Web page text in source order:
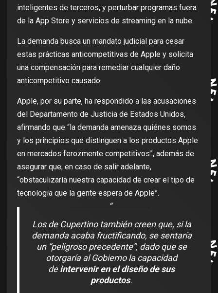
inteligentes de terceros, y perturbar programas fuera
de la App Store y servicios de streaming en la nube.
La demanda busca un mandato judicial para cesar
estas prácticas anticompetitivas de Apple y solicita
una compensación para remediar cualquier daño
anticompetitivo causado.
Apple, por su parte, ha respondido a las acusaciones
del Departamento de Justicia de Estados Unidos,
afirmando que “la demanda amenaza quiénes somos
y los principios que distinguen a los productos Apple
en mercados ferozmente competitivos”, además de
asegurar que, en caso de salir adelante,
“obstaculizaría nuestra capacidad de crear el tipo de
tecnología que la gente espera de Apple”.
Los de Cupertino también creen que, si la
demanda acaba fructificando, se sentaría
un “peligroso precedente”, dado que se
otorgaría al Gobierno la capacidad
deintervenir en el diseño de sus
productos.